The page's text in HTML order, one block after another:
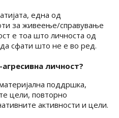
една од
за живеење/справување
е тоа што личноста од
сфати што не е во ред.
личност?
поддршка,
цели, повторно
активности и цели.